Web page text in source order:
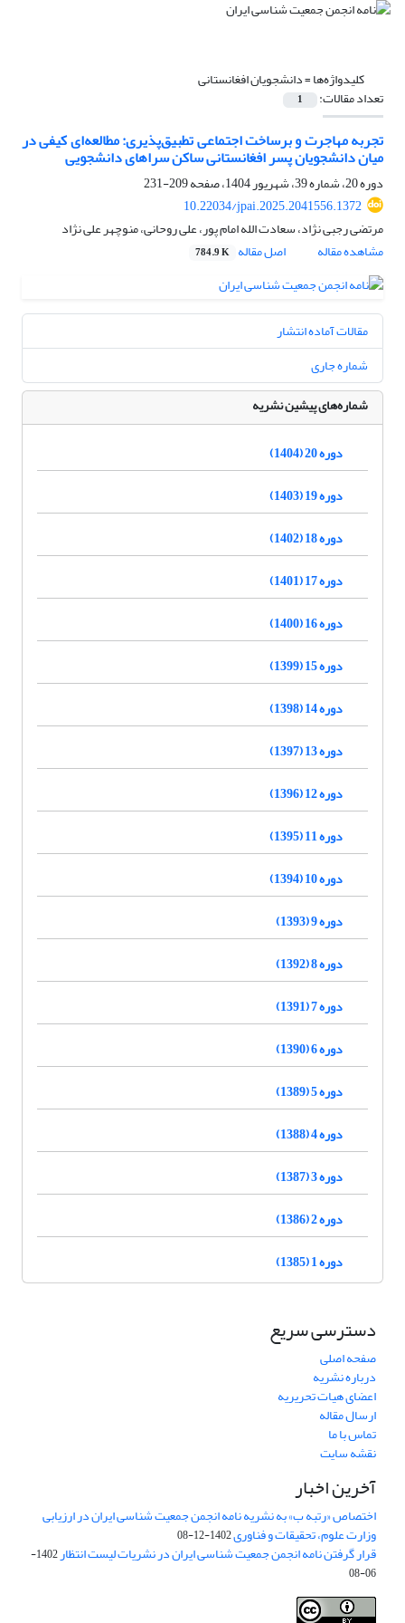
کلیدواژه‌ها =دانشجویان افغانستانی
تعداد مقالات: 1
تجربه مهاجرت و برساخت اجتماعی تطبیق‌پذیری: مطالعه‌ای کیفی در
میان دانشجویان پسر افغانستانی ساکن سراهای دانشجویی
دوره 20، شماره 39، شهریور 1404، صفحه
209-231
10.22034/jpai.2025.2041556.1372
مرتضی رجبی نژاد، سعادت الله امام پور، علی روحانی، منوچهر علی نژاد
مشاهده مقاله
اصل مقاله 784.9 K
مقالات آماده انتشار
شماره جاری
شماره‌های پیشین نشریه
دوره 20 (1404)
دوره 19 (1403)
دوره 18 (1402)
دوره 17 (1401)
دوره 16 (1400)
دوره 15 (1399)
دوره 14 (1398)
دوره 13 (1397)
دوره 12 (1396)
دوره 11 (1395)
دوره 10 (1394)
دوره 9 (1393)
دوره 8 (1392)
دوره 7 (1391)
دوره 6 (1390)
دوره 5 (1389)
دوره 4 (1388)
دوره 3 (1387)
دوره 2 (1386)
دوره 1 (1385)
دسترسی سریع
صفحه اصلی
درباره نشریه
اعضای هیات تحریریه
ارسال مقاله
تماس با ما
نقشه سایت
آخرین اخبار
اختصاص «رتبه ب» به نشریه نامه انجمن جمعیت شناسی ایران در ارزیابی
وزارت علوم، تحقیقات و فناوری1402-12-08
قرار گرفتن نامه انجمن جمعیت شناسی ایران در نشریات لیست انتظار
1402-
06-08